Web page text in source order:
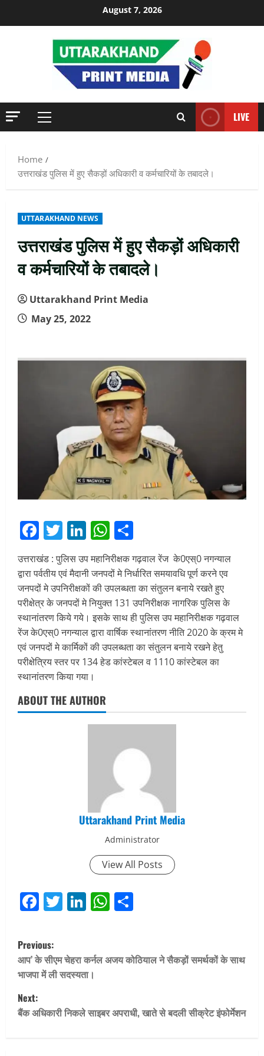
August 7, 2026
Primary
LIVE
Home
उत्तराखंड पुलिस में हुए सैकड़ों अधिकारी व कर्मचारियों के तबादले।
UTTARAKHAND NEWS
उत्तराखंड पुलिस में हुए सैकड़ों अधिकारी
व कर्मचारियों के तबादले।
Uttarakhand Print Media
May 25, 2022
Facebook
Twitter
LinkedIn
WhatsApp
उत्तराखंड : पुलिस उप महानिरीक्षक गढ़वाल रेंज के0एस्0 नगन्याल
द्वारा पर्वतीय एवं मैदानी जनपदों मे निर्धारित समयावधि पूर्ण करने एव
जनपदों मे उपनिरीक्षकों की उपलब्धता का संतुलन बनाये रखते हुए
परीक्षेत्र के जनपदों मे नियुक्त 131 उपनिरीक्षक नागरिक पुलिस के
स्थानांतरण किये गये। इसके साथ ही पुलिस उप महानिरीक्षक गढ़वाल
रेंज के0एस्0 नगन्याल द्वारा वार्षिक स्थानांतरण नीति 2020 के क्रम मे
एवं जनपदों मे कार्मिकों की उपलब्धता का संतुलन बनाये रखने हेतु
परीक्षेत्रिय स्तर पर 134 हेड कांस्टेबल व 1110 कांस्टेबल का
स्थानांतरण किया गया।
ABOUT THE AUTHOR
Uttarakhand Print Media
Administrator
View All Posts
Facebook
Twitter
LinkedIn
WhatsApp
P
o
s
t
Previous:
आप’ के सीएम चेहरा कर्नल अजय कोठियाल ने सैकड़ों समर्थकों के साथ
भाजपा में ली सदस्यता।
Next:
बैंक अधिकारी निकले साइबर अपराधी, खाते से बदली सीक्रेट इंफोर्मेशन